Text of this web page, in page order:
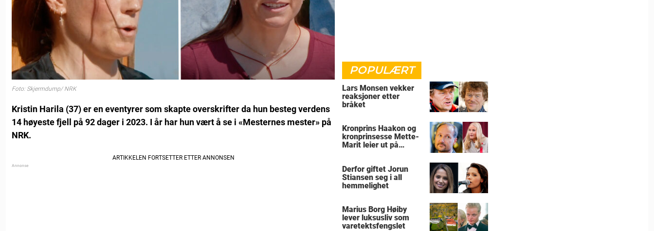
Foto: Skjermdump/ NRK
Kristin Harila (37) er en eventyrer som skapte overskrifter da hun besteg verdens
14 høyeste fjell på 92 dager i 2023. I år har hun vært å se i «Mesternes mester» på
NRK.
POPULÆRT
Lars Monsen vekker
reaksjoner etter
bråket
Kronprins Haakon og
kronprinsesse Mette-
Marit leier ut på
Derfor giftet Jorun
Stiansen seg i all
hemmelighet
Marius Borg Høiby
lever luksusliv som
varetektsfengslet